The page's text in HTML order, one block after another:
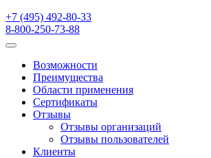
+7 (495) 492-80-33
8-800-250-73-88
Возможности
Преимущества
Области применения
Сертификаты
Отзывы
Отзывы организаций
Отзывы пользователей
Клиенты